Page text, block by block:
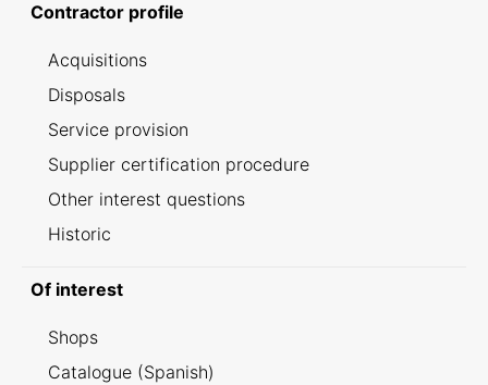
Contractor profile
Acquisitions
Disposals
Service provision
Supplier certification procedure
Other interest questions
Historic
Of interest
Shops
Catalogue (Spanish)